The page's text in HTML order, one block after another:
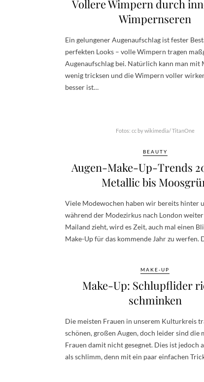
Vollere Wimpern durch
Wimpernseren
Ein gelungener Augenaufschlag ist fester
perfekten Looks – volle Wimpern tragen
Augenaufschlag bei. Natürlich kann man mit
wenig tricksen und die Wimpern voller
besser ist…
Fotos: cc by wikimedia/ TitanOne
BEAUTY
Augen-Make-Up-Trends
Metallic bis
Viele Modewochen haben wir bereits hinter
während der Modezirkus nach London
Mailand zieht, wird es Zeit, auch mal einen
Make-Up für das kommende Jahr zu werfen.
MAKE-UP
Make-Up: Schlupflider
schminken
Die meisten Frauen in unserem Kulturkreis
schönen, großen Augen, doch leider sind die
Frauen damit nicht gesegnet. Dies ist jedoch
als schlimm, denn mit ein paar einfachen